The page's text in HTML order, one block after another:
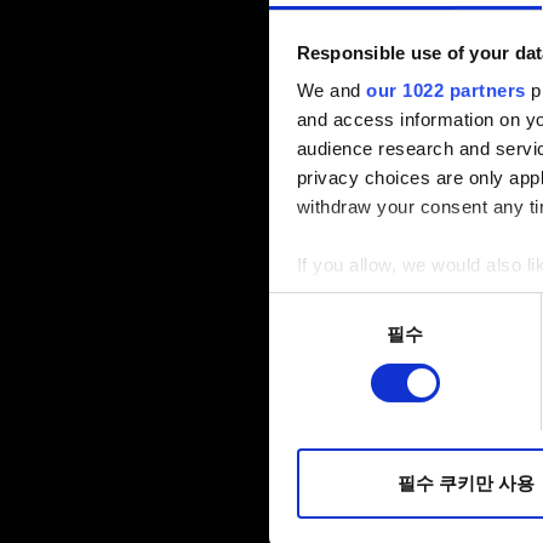
Responsible use of your
We and our 1022 partners
and access information on
audience research and
privacy choices are only
withdraw your consent any
If you allow, we would also
Collect information
Identify your device
Find out more about how
피드백을 제공하여 사용자의
소통할 경우, 사용자의 선호
필수
필수 쿠키만 사용